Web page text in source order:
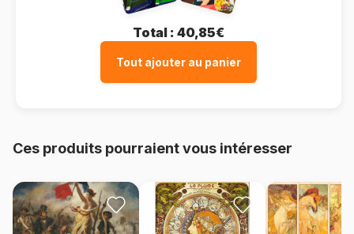
Total : 40,85€
Tout ajouter au panier
Ces produits pourraient vous intéresser